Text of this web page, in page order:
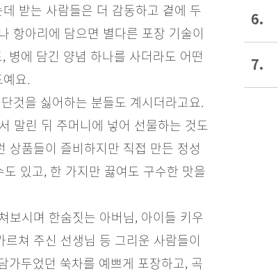
받는 사람들은 더 감동하고 곁에 두
항아리에 담으면 별다른 포장 기술이
병에 담긴 양념 하나를 사더라도 어떤
요.
것을 싫어하는 분들도 계시더라고요.
말린 뒤 주머니에 넣어 선물하는 것도
상품들이 즐비하지만 직접 만든 정성
있고, 한 가지만 끓여도 구수한 맛을
보시며 한숨짓는 아버님, 아이들 키우
쳐 주신 선생님 등 그리운 사람들이
가두었던 쑥차를 예쁘게 포장하고, 곡
6.
7.